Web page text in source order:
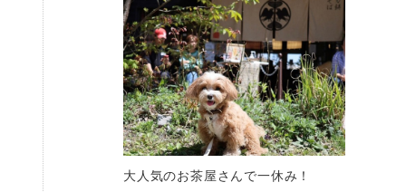
大人気のお茶屋さんで一休み！